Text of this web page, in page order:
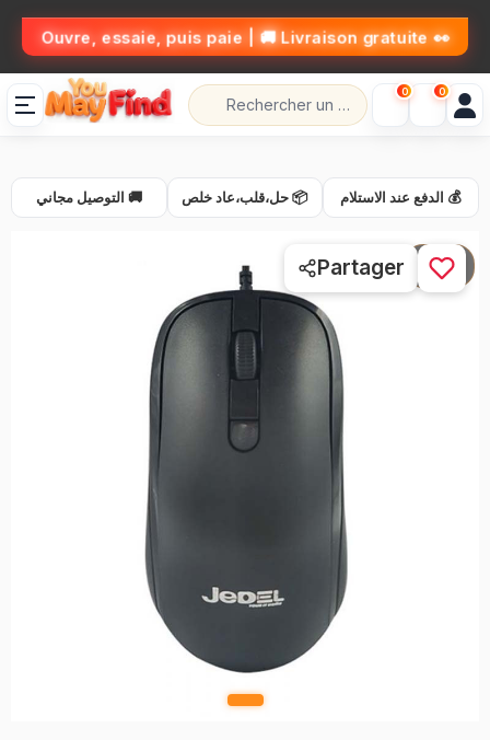
👀 Ouvre, essaie, puis paie | 🚚 Livraison gratuite
🚚 التوصيل مجاني 📦 حل،قلب،عاد خلص 💰 الدفع عند الاستلام
1 / 1
Partager
0 0